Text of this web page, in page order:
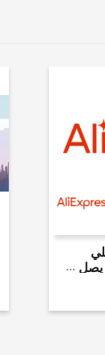
الطلبات